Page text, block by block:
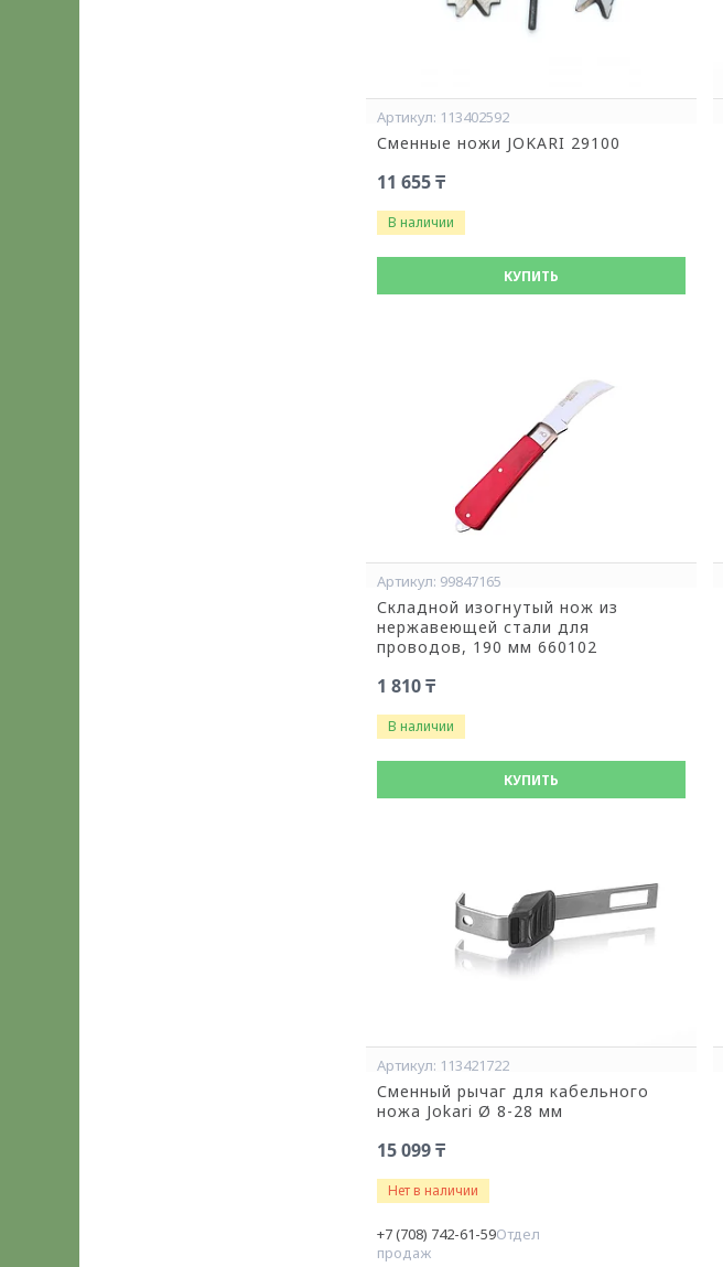
113402592
Сменные ножи JOKARI 29100
11 655 ₸
В наличии
КУПИТЬ
99847165
Складной изогнутый нож из
нержавеющей стали для
проводов, 190 мм 660102
1 810 ₸
В наличии
КУПИТЬ
113421722
Сменный рычаг для кабельного
ножа Jokari Ø 8-28 мм
15 099 ₸
Нет в наличии
+7 (708) 742-61-59Отдел
продаж